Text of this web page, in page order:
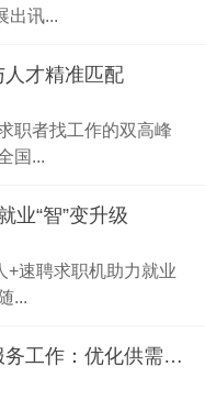
出讯...
才精准匹配
职者找工作的双高峰
国...
业“智”变升级
+速聘求职机助力就业
...
陈敏尔调研市就业和人力资源服务工作：优化供需匹配，加强服务保障